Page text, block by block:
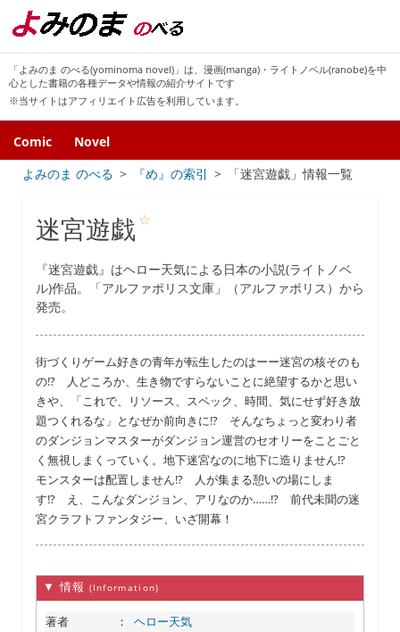
「よみのま のべる(yominoma novel)」は、漫画(manga)・ライトノベル(ranobe)を中
心とした書籍の各種データや情報の紹介サイトです
※当サイトはアフィリエイト広告を利用しています。
Comic
Novel
よみのま のべる
『め』の索引 「迷宮遊戯」情報一覧
迷宮遊戯 ☆
『迷宮遊戯』はヘロー天気による日本の小説(ライトノベ
ル)作品。「アルファポリス文庫」（アルファポリス）から
発売。
街づくりゲーム好きの青年が転生したのはーー迷宮の核そのも
の!? 人どころか、生き物ですらないことに絶望するかと思い
きや、「これで、リソース、スペック、時間、気にせず好き放
題つくれるな」となぜか前向きに!? そんなちょっと変わり者
のダンジョンマスターがダンジョン運営のセオリーをことごと
く無視しまくっていく。地下迷宮なのに地下に造りません!?
モンスターは配置しません!? 人が集まる憩いの場にしま
す!? え、こんなダンジョン、アリなのか……!? 前代未聞の迷
宮クラフトファンタジー、いざ開幕！
▼ 情報 (Information)
著者 ：
ヘロー天気